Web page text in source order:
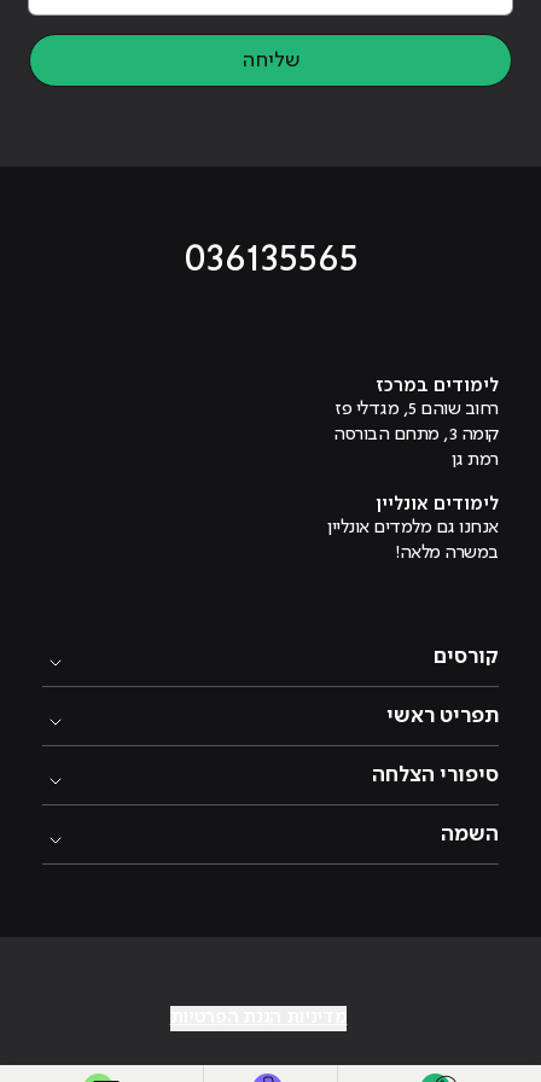
שליחה
036135565
לימודים במרכז
רחוב שוהם 5, מגדלי פז
קומה 3, מתחם הבורסה
רמת גן
לימודים אונליין
אנחנו גם מלמדים אונליין
במשרה מלאה!
קורסים
תפריט ראשי
סיפורי הצלחה
השמה